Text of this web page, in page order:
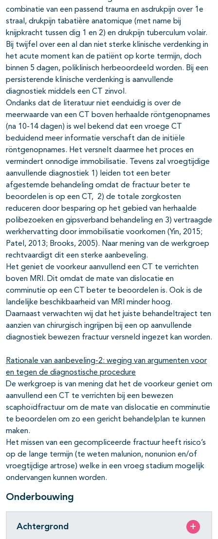
combinatie van een passend trauma en asdrukpijn over 1e
straal, drukpijn tabatière anatomique (met name bij
knijpkracht tussen dig 1 en 2) en drukpijn tuberculum volair.
Bij twijfel over een al dan niet sterke klinische verdenking in
het acute moment kan de patiënt op korte termijn, doch
binnen 5 dagen, poliklinisch herbeoordeeld worden. Bij een
persisterende klinische verdenking is aanvullende
diagnostiek middels een CT zinvol.
Ondanks dat de literatuur niet eenduidig is over de
meerwaarde van een CT boven herhaalde röntgenopnames
(na 10-14 dagen) is wel bekend dat een vroege CT
beduidend meer informatie verschaft dan de initiële
röntgenopnames. Het versnelt daarmee het proces en
vermindert onnodige immobilisatie. Tevens zal vroegtijdige
aanvullende diagnostiek 1) leiden tot een beter
afgestemde behandeling omdat de fractuur beter te
beoordelen is op een CT, 2) de totale zorgkosten
reduceren door besparing op het gebied van herhaalde
polibezoeken en gipsverband behandeling en 3) vertraagde
werkhervatting door immobilisatie voorkomen (Yin, 2015;
Patel, 2013; Brooks, 2005). Naar mening van de werkgroep
rechtvaardigt dit een sterke aanbeveling.
Het geniet de voorkeur aanvullend een CT te verrichten
boven MRI. Dit omdat de mate van dislocatie en
comminutie op een CT beter te beoordelen is. Ook is de
landelijke beschikbaarheid van MRI minder hoog.
Daarnaast verwachten wij dat het juiste behandeltraject ten
aanzien van chirurgisch ingrijpen bij een op aanvullende
diagnostiek bewezen fractuur versneld ingezet kan worden.
Rationale van aanbeveling-2: weging van argumenten voor
en tegen de diagnostische procedure
De werkgroep is van mening dat het de voorkeur geniet om
aanvullend een CT te verrichten bij een bewezen
scaphoïdfractuur om de mate van dislocatie en comminutie
te beoordelen om zo een gericht behandelplan te kunnen
maken.
Het missen van een gecompliceerde fractuur heeft risico’s
op de lange termijn (te weten malunion, nonunion en/of
vroegtijdige artrose) welke in een vroeg stadium mogelijk
ondervangen kunnen worden.
Onderbouwing
Achtergrond